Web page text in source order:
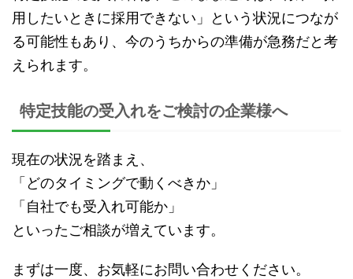
用したいときに採用できない」という状況につなが
る可能性もあり、今のうちからの準備が急務だと考
えられます。
特定技能の受入れをご検討の企業様へ
現在の状況を踏まえ、
「どのタイミングで動くべきか」
「自社でも受入れ可能か」
といったご相談が増えています。
まずは一度、お気軽にお問い合わせください。